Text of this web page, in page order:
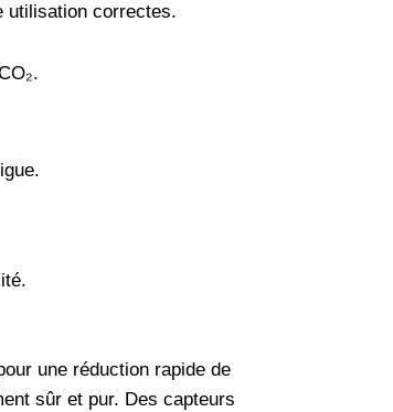
utilisation correctes.
une réduction rapide de
sûr et pur. Des capteurs